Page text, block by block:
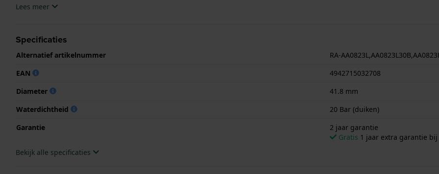
.Lees meer
Specificaties
Alternatief artikelnummer
RA-
EAN
4942715032708
Diameter
41.8 mm
Waterdichtheid
20 Bar (duiken)
Garantie
2 jaar garantie
Gratis 1 jaar extra garantie
Bekijk alle specificaties